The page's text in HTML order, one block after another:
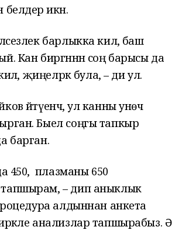
икән.
барлыкка килә, баш
Кан биргәннән соң барысы да
җиңелрәк була, – ди ул.
әйтүенчә, ул канны унөч
Быел соңгы тапкыр
барган.
450, ә плазманы 650
– дип аныклык
алдыннан анкета
анализлар тапшырабыз. Ә